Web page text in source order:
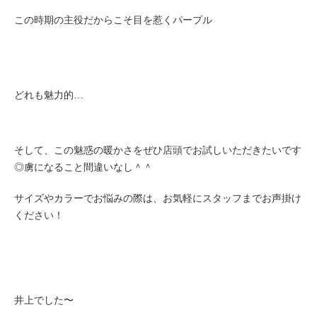
この時期の主役だからこそ目を惹くパープル
どれも魅力的…
そして、この魅惑の暖かさをぜひ店頭でお試しいただきたいです
◎虜になること間違いなし＾＾
サイズやカラーでお悩みの際は、お気軽にスタッフまでお声掛け
ください！
井上でした〜